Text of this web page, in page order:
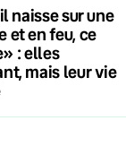
naisse sur une
et en feu, ce
: elles
mais leur vie